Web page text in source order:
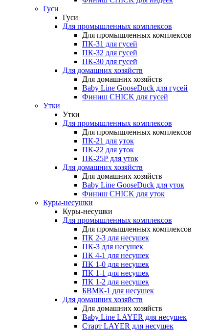
Гуси
Гуси
Для промышленных комплексов
Для промышленных комплексов
ПК-31 для гусей
ПК-32 для гусей
ПК-30 для гусей
Для домашних хозяйств
Для домашних хозяйств
Baby Line GooseDuck для гусей
Финиш CHICK для гусей
Утки
Утки
Для промышленных комплексов
Для промышленных комплексов
ПК-21 для уток
ПК-22 для уток
ПК-25Р для уток
Для домашних хозяйств
Для домашних хозяйств
Baby Line GooseDuck для уток
Финиш CHICK для уток
Куры-несушки
Куры-несушки
Для промышленных комплексов
Для промышленных комплексов
ПК 2-3 для несушек
ПК-3 для несушек
ПК 4-1 для несушек
ПК 1-0 для несушек
ПК 1-1 для несушек
ПК 1-2 для несушек
БВМК-1 для несушек
Для домашних хозяйств
Для домашних хозяйств
Baby Line LAYER для несушек
Старт LAYER для несушек